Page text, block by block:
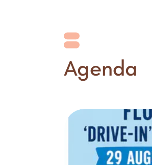
Agenda